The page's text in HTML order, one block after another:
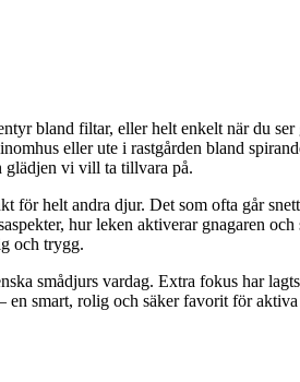
bland filtar, eller helt enkelt när du
eller ute i rastgården bland
glädjen vi vill ta tillvara på.
för helt andra djur. Det som ofta går
hur leken aktiverar gnagaren
och trygg.
smådjurs vardag. Extra fokus har
smart, rolig och säker favorit för aktiva